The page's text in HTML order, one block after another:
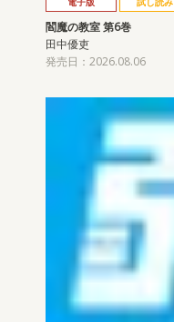
閻魔の教室 第6巻
田中優吏
発売日：2026.08.06